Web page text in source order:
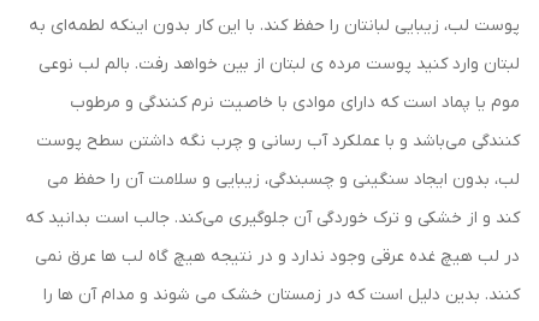
پوست لب، زیبایی لبانتان را حفظ کند. با این کار بدون اینکه لطمه‌ای به
لبتان وارد کنید پوست مرده ی لبتان از بین خواهد رفت. بالم لب نوعی
موم یا پماد است که دارای موادی با خاصیت نرم کنندگی و مرطوب
کنندگی می‌باشد و با عملکرد آب رسانی و چرب نگه داشتن سطح پوست
لب، بدون ایجاد سنگینی و چسبندگی، زیبایی و سلامت آن را حفظ می
کند و از خشکی و ترک خوردگی آن جلوگیری می‌کند. جالب است بدانید که
در لب هیچ غده عرقی وجود ندارد و در نتیجه هیچ گاه لب ها عرق نمی
کنند. بدین دلیل است که در زمستان خشک می شوند و مدام آن ها را